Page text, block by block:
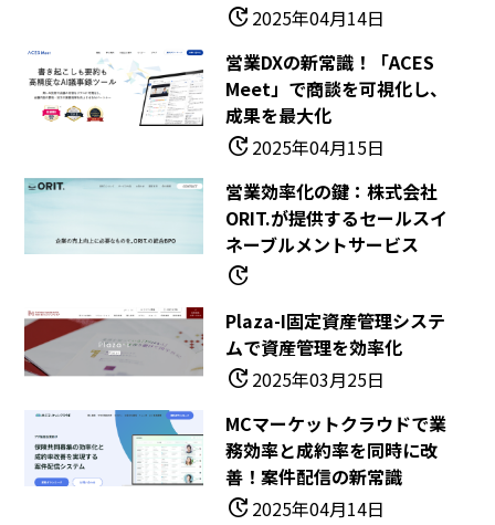
update2025年04月14日
営業DXの新常識！「ACES
Meet」で商談を可視化し、
成果を最大化
update2025年04月15日
営業効率化の鍵：株式会社
ORIT.が提供するセールスイ
ネーブルメントサービス
update
Plaza-I固定資産管理システ
ムで資産管理を効率化
update2025年03月25日
MCマーケットクラウドで業
務効率と成約率を同時に改
善！案件配信の新常識
update2025年04月14日